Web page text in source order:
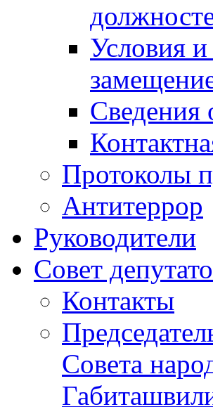
Условия и
Сведения
Протоколы
Антитеррор
Руководители
Совет
Контакты
Совета